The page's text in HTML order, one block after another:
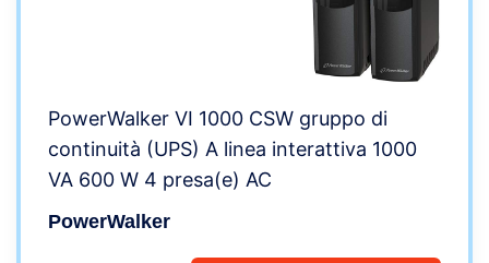
PowerWalker VI 1000 CSW gruppo di
continuità (UPS) A linea interattiva 1000
VA 600 W 4 presa(e) AC
PowerWalker